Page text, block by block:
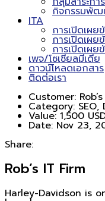
กิจกรรมพัฒ
ITA
การเปิดเผ
การเปิดเผ
การเปิดเผ
เพจ/โซเชียลมีเดีย
ดาวน์โหลดเอกสาร
ติดต่อเรา
Customer:
Category:
Value: 1,500
Date: Nov 23,
Share:
Rob’s IT Firm
Harley-Davidson is